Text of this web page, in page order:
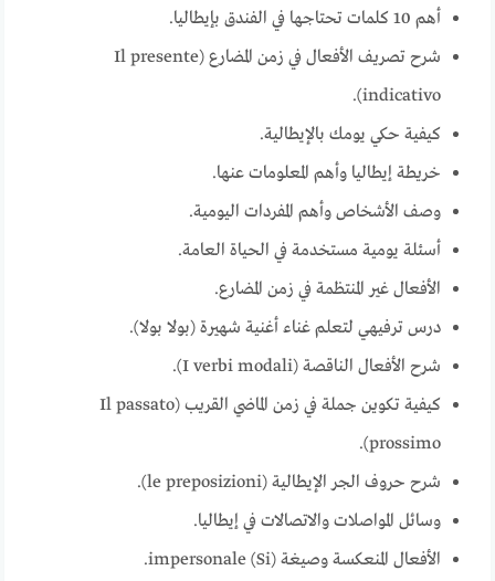
أهم 10 كلمات تحتاجها في الفندق بإيطاليا.
شرح تصريف الأفعال في زمن المضارع (Il presente
indicativo).
كيفية حكي يومك بالإيطالية.
خريطة إيطاليا وأهم المعلومات عنها.
وصف الأشخاص وأهم المفردات اليومية.
أسئلة يومية مستخدمة في الحياة العامة.
الأفعال غير المنتظمة في زمن المضارع.
درس ترفيهي لتعلم غناء أغنية شهيرة (بولا بولا).
شرح الأفعال الناقصة (I verbi modali).
كيفية تكوين جملة في زمن الماضي القريب (Il passato
prossimo).
شرح حروف الجر الإيطالية (le preposizioni).
وسائل المواصلات والاتصالات في إيطاليا.
الأفعال المنعكسة وصيغة (Si) impersonale.